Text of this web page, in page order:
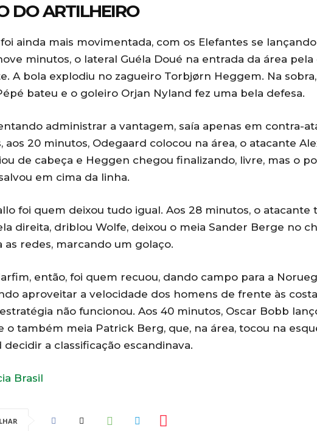
DO ARTILHEIRO
ainda mais movimentada, com os Elefantes se
minutos, o lateral Guéla Doué na entrada da área pela
A bola explodiu no zagueiro Torbjørn Heggem. Na
bateu e o goleiro Orjan Nyland fez uma bela defesa.
administrar a vantagem, saía apenas em contra-
aos 20 minutos, Odegaard colocou na área, o atacante
de cabeça e Heggen chegou finalizando, livre, mas o
em cima da linha.
foi quem deixou tudo igual. Aos 28 minutos, o atacante
direita, driblou Wolfe, deixou o meia Sander Berge no
as redes, marcando um golaço.
então, foi quem recuou, dando campo para a
aproveitar a velocidade dos homens de frente às
não funcionou. Aos 40 minutos, Oscar Bobb
o também meia Patrick Berg, que, na área, tocou na
decidir a classificação escandinava.
Brasil